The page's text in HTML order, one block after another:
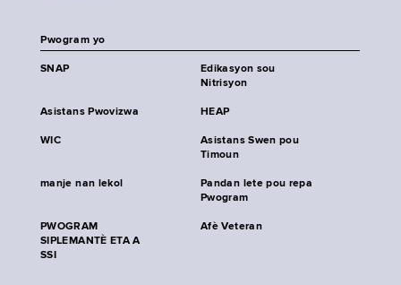
Pwogram yo
SNAP
Edikasyon sou
Nitrisyon
Asistans Pwovizwa HEAP
WIC
Asistans Swen pou
Timoun
manje nan lekol
Pandan lete pou repa
Pwogram
PWOGRAM
SIPLEMANTÈ ETA A
SSI
Afè Veteran